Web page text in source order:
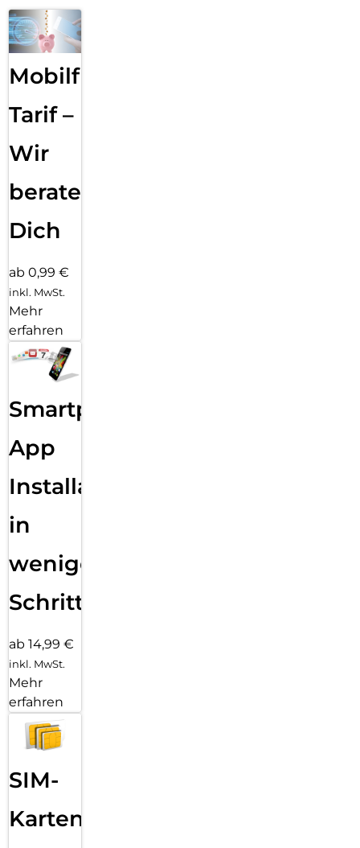
Mobilfunk
Tarif –
Wir
beraten
Dich
ab 0,99 €
inkl. MwSt.
Mehr
erfahren
Smartphone
App
Installation
in
wenigen
Schritten
ab 14,99 €
inkl. MwSt.
Mehr
erfahren
SIM-
Karten